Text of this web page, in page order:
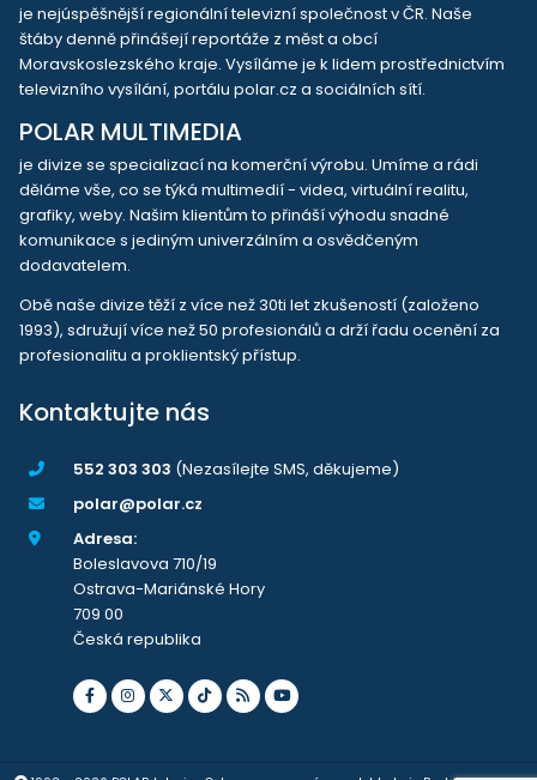
je nejúspěšnější regionální televizní společnost v ČR. Naše
štáby denně přinášejí reportáže z měst a obcí
Moravskoslezského kraje. Vysíláme je k lidem prostřednictvím
televizního vysílání, portálu polar.cz a sociálních sítí.
POLAR MULTIMEDIA
je divize se specializací na komerční výrobu. Umíme a rádi
děláme vše, co se týká multimedií - videa, virtuální realitu,
grafiky, weby. Našim klientům to přináší výhodu snadné
komunikace s jediným univerzálním a osvědčeným
dodavatelem.
Obě naše divize těží z více než 30ti let zkušeností (založeno
1993), sdružují více než 50 profesionálů a drží řadu ocenění za
profesionalitu a proklientský přístup.
Kontaktujte nás
552 303 303 (Nezasílejte SMS, děkujeme)
polar@polar.cz
Adresa:
Boleslavova 710/19
Ostrava-Mariánské Hory
709 00
Česká republika